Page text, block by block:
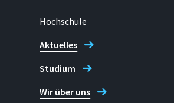
Hochschule
Aktuelles
Studium
Wir über uns